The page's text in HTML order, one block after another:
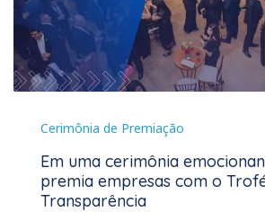
Cerimônia de Premiação
Em uma cerimônia
premia empresas com o
Transparência